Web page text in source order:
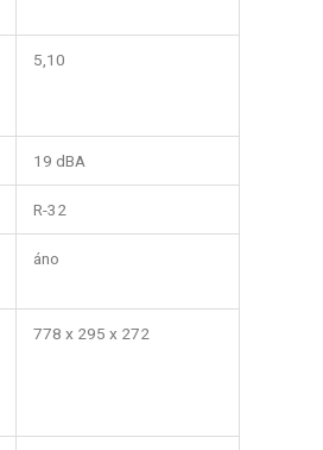
5,10
19 dBA
R-32
áno
778 x 295 x 272